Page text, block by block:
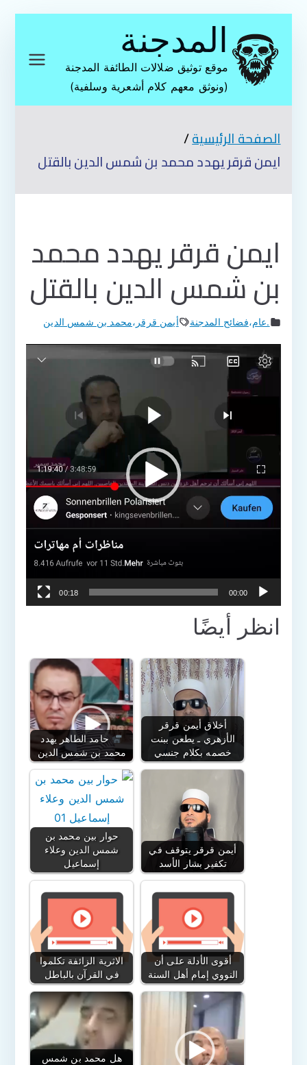
المحتوى
المدجنة
موقع توثيق ضلالات الطائفة المدجنة
(ونوثق معهم كلام أشعرية وسلفية)
الصفحة الرئيسية
ايمن قرقر يهدد محمد بن شمس الدين بالقتل
ايمن قرقر يهدد محمد
بن شمس الدين بالقتل
.عام،فضائح المدجنة أيمن قرقر ،محمد بن شمس الدين
مشغل
الفيديو
00:00
00:18
انظر أيضًا
حامد الطاهر يهدد
محمد بن شمس الدين
أخلاق أيمن قرقر
الأزهري ـ يطعن ببنت
خصمه بكلام جنسي
حوار بين محمد بن
شمس الدين وعلاء
إسماعيل
أيمن قرقر يتوقف في
تكفير بشار الأسد
الاثرية الزائفة تكلموا
في القرآن بالباطل
أقوى الأدلة على أن
النووي إمام أهل السنة
هل محمد بن شمس